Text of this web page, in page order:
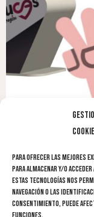
Para ofrecer las mejores
para almacenar y/o
estas tecnologías nos
navegación o las
consentimiento, puede
ANTERIOR
Natalia